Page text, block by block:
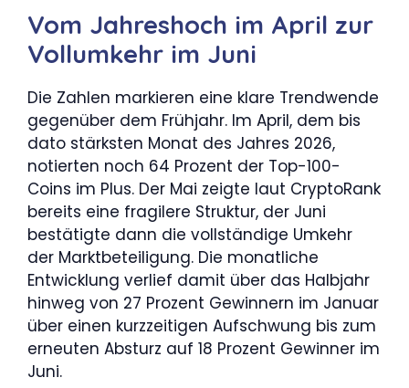
Vom Jahreshoch im April zur
Vollumkehr im Juni
Die Zahlen markieren eine klare Trendwende
gegenüber dem Frühjahr. Im April, dem bis
dato stärksten Monat des Jahres 2026,
notierten noch 64 Prozent der Top-100-
Coins im Plus. Der Mai zeigte laut CryptoRank
bereits eine fragilere Struktur, der Juni
bestätigte dann die vollständige Umkehr
der Marktbeteiligung. Die monatliche
Entwicklung verlief damit über das Halbjahr
hinweg von 27 Prozent Gewinnern im Januar
über einen kurzzeitigen Aufschwung bis zum
erneuten Absturz auf 18 Prozent Gewinner im
Juni.